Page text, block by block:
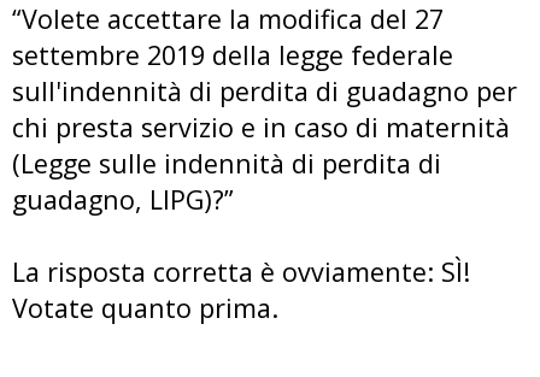
“Volete accettare la modifica del 27
settembre 2019 della legge federale
sull'indennità di perdita di guadagno per
chi presta servizio e in caso di maternità
(Legge sulle indennità di perdita di
guadagno, LIPG)?”
La risposta corretta è ovviamente: SÌ!
Votate quanto prima.